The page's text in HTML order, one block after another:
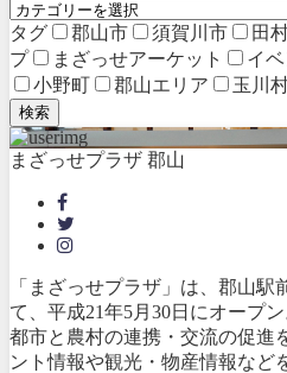
タグ 郡山市 須賀川市 田
プ
まざっせアーケット イベ
小野町
郡山エリア 玉川
検索
まざっせプラザ 郡山
「まざっせプラザ」は、郡山駅
て、平成21年5月30日にオープン
都市と農村の連携・交流の促進
ント情報や観光・物産情報など